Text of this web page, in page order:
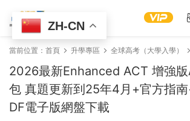
當前位置： 首頁 升學專區 全球高考（大學入學）
2026最新Enhanced ACT 增強
包 真題更新到25年4月+官方指
DF電子版網盤下載
ZH-CN